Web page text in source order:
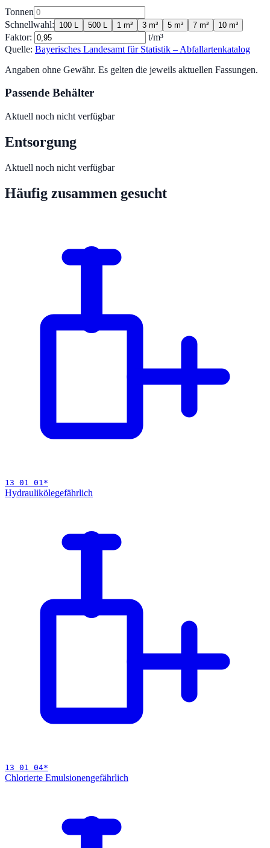
Tonnen
Schnellwahl:
100 L 500 L 1 m³ 3 m³ 5 m³ 7 m³ 10 m³
Faktor:
t/m³
Quelle: Bayerisches Landesamt für Statistik – Abfallartenkatalog
Angaben ohne Gewähr. Es gelten die jeweils aktuellen Fassungen.
Passende Behälter
Aktuell noch nicht verfügbar
Entsorgung
Aktuell noch nicht verfügbar
Häufig zusammen gesucht
13 01 01 *
Hydraulikölegefährlich
13 01 04*
Chlorierte Emulsionengefährlich